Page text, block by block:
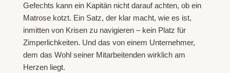
Gefechts kann ein Kapitän nicht darauf achten, ob ein
Matrose kotzt. Ein Satz, der klar macht, wie es ist,
inmitten von Krisen zu navigieren – kein Platz für
Zimperlichkeiten. Und das von einem Unternehmer,
dem das Wohl seiner Mitarbeitenden wirklich am
Herzen liegt.